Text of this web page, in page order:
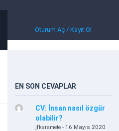
Oturum Aç / Kayıt Ol
EN SON CEVAPLAR
CV: İnsan nasıl özgür
olabilir?
jfkaramete - 16 Mayıs 2020